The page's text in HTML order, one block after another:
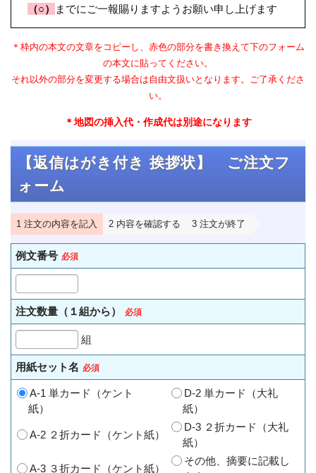
（○）
までにご一報賜りますようお願い申し上げます
＊枠内の本文の文章をコピーし、赤色の部分を書き換えて下のフォーム
の本文に貼ってください。
それ以外の部分を変更する場合は自由文扱いとなります。ご了承くださ
い。
＊地図の挿入代・作成代は別途になります